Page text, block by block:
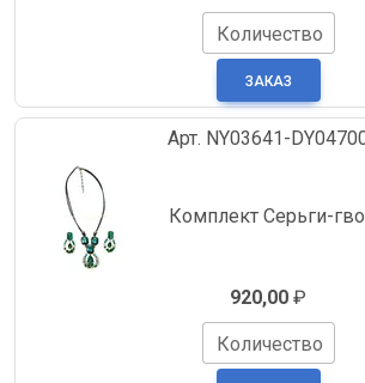
Количество
Арт. NY03641-
Комплект Серьги-
920,00 ₽
Количество